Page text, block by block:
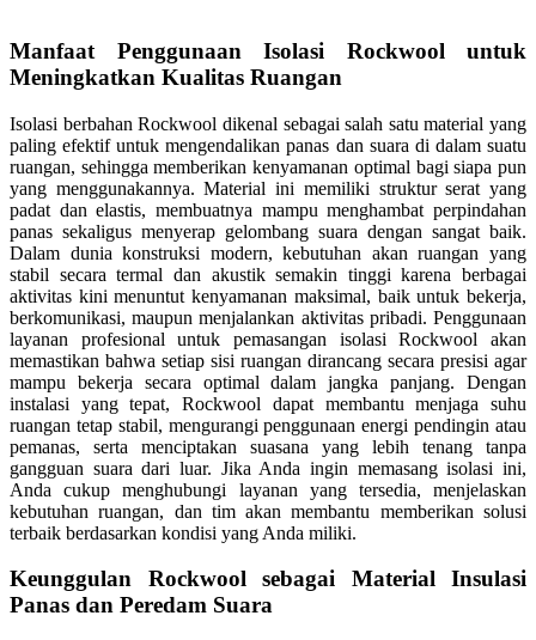
Manfaat Penggunaan Isolasi Rockwool untuk
Meningkatkan Kualitas Ruangan
Isolasi berbahan Rockwool dikenal sebagai salah satu material yang
paling efektif untuk mengendalikan panas dan suara di dalam suatu
ruangan, sehingga memberikan kenyamanan optimal bagi siapa pun
yang menggunakannya. Material ini memiliki struktur serat yang
padat dan elastis, membuatnya mampu menghambat perpindahan
panas sekaligus menyerap gelombang suara dengan sangat baik.
Dalam dunia konstruksi modern, kebutuhan akan ruangan yang
stabil secara termal dan akustik semakin tinggi karena berbagai
aktivitas kini menuntut kenyamanan maksimal, baik untuk bekerja,
berkomunikasi, maupun menjalankan aktivitas pribadi. Penggunaan
layanan profesional untuk pemasangan isolasi Rockwool akan
memastikan bahwa setiap sisi ruangan dirancang secara presisi agar
mampu bekerja secara optimal dalam jangka panjang. Dengan
instalasi yang tepat, Rockwool dapat membantu menjaga suhu
ruangan tetap stabil, mengurangi penggunaan energi pendingin atau
pemanas, serta menciptakan suasana yang lebih tenang tanpa
gangguan suara dari luar. Jika Anda ingin memasang isolasi ini,
Anda cukup menghubungi layanan yang tersedia, menjelaskan
kebutuhan ruangan, dan tim akan membantu memberikan solusi
terbaik berdasarkan kondisi yang Anda miliki.
Keunggulan Rockwool sebagai Material Insulasi
Panas dan Peredam Suara